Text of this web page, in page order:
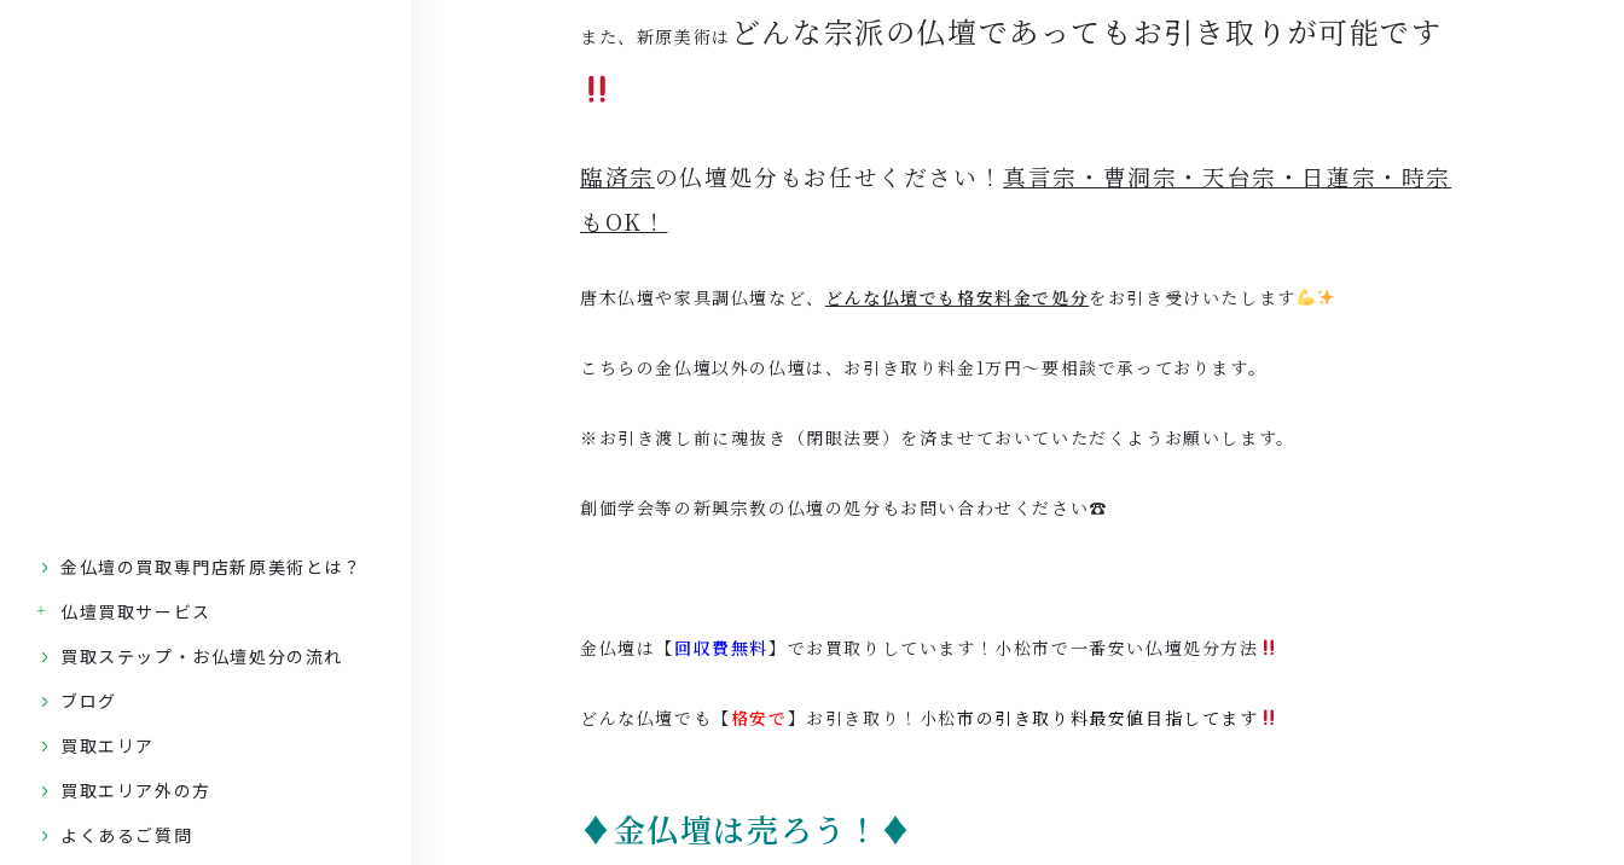
金仏壇の買取専門店新原美術とは？
仏壇買取サービス
買取ステップ・お仏壇処分の流れ
ブログ
買取エリア
買取エリア外の方
よくあるご質問
また、新原美術は どんな宗派の仏壇であってもお引き取りが可能です
臨済宗の仏壇処分もお任せください！ 真言宗・曹洞宗・天台宗・日蓮宗・時宗
もOK！
唐木仏壇や家具調仏壇など、 どんな仏壇でも格安料金で処分をお引き受けいたします
こちらの金仏壇以外の仏壇は、お引き取り料金1万円〜要相談で承っております。
※お引き渡し前に魂抜き（閉眼法要）を済ませておいていただくようお願いします。
創価学会等の新興宗教の仏壇の処分もお問い合わせください☎︎
金仏壇は【回収費無料】でお買取りしています！小松市で一番安い仏壇処分方法
どんな仏壇でも【格安で】お引き取り！小松市の引き取り料最安値目指してます
♦金仏壇は売ろう！♦